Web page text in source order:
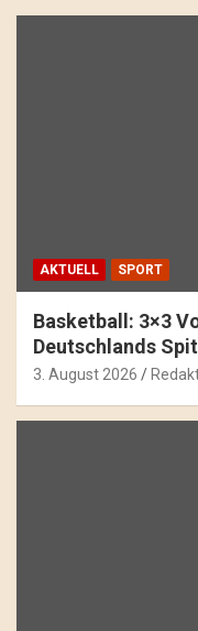
AKTUELL SPORT
Basketball: 3×3
Deutschlands
3. August 2026